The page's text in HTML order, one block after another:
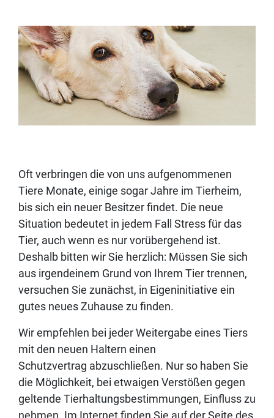
Oft verbringen die von uns aufgenommenen
Tiere Monate, einige sogar Jahre im Tierheim,
bis sich ein neuer Besitzer findet. Die neue
Situation bedeutet in jedem Fall Stress für das
Tier, auch wenn es nur vorübergehend ist.
Deshalb bitten wir Sie herzlich: Müssen Sie sich
aus irgendeinem Grund von Ihrem Tier trennen,
versuchen Sie zunächst, in Eigeninitiative ein
gutes neues Zuhause zu finden.
Wir empfehlen bei jeder Weitergabe eines Tiers
mit den neuen Haltern einen
Schutzvertrag abzuschließen. Nur so haben Sie
die Möglichkeit, bei etwaigen Verstößen gegen
geltende Tierhaltungsbestimmungen, Einfluss zu
nehmen. Im Internet finden Sie auf der Seite des